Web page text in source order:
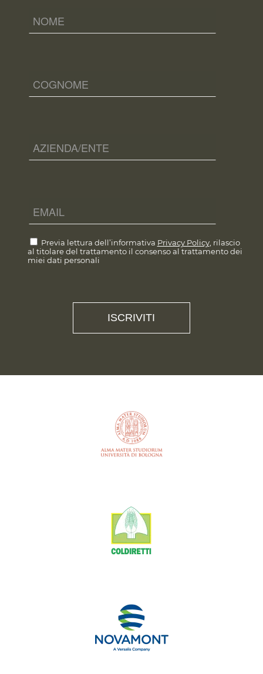
Previa lettura dell’informativa Privacy Policy, rilascio
al titolare del trattamento il consenso al trattamento dei
miei dati personali